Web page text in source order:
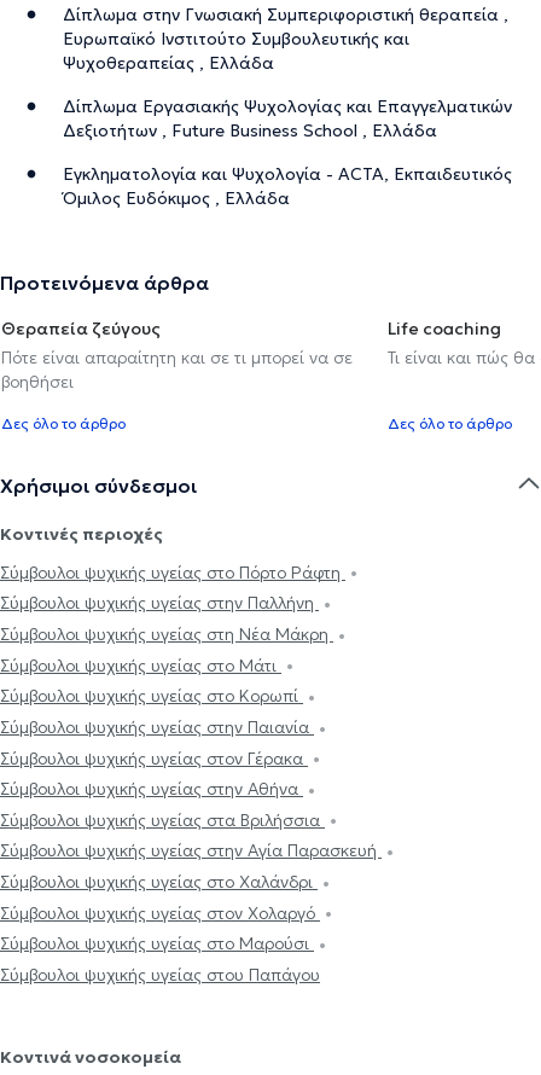
Δίπλωμα στην Γνωσιακή Συμπεριφοριστική θεραπεία ,
Ευρωπαϊκό Ινστιτούτο Συμβουλευτικής και
Ψυχοθεραπείας , Ελλάδα
Δίπλωμα Εργασιακής Ψυχολογίας και Επαγγελματικών
Δεξιοτήτων , Future Business School , Ελλάδα
Εγκληματολογία και Ψυχολογία - ACTA, Εκπαιδευτικός
Όμιλος Ευδόκιμος , Ελλάδα
Προτεινόμενα άρθρα
Θεραπεία ζεύγους
Πότε είναι απαραίτητη και σε τι μπορεί να σε
βοηθήσει
Δες όλο το άρθρο
Life coaching
Τι είναι και πώς
Δες όλο το άρθρο
Χρήσιμοι σύνδεσμοι
Κοντινές περιοχές
Σύμβουλοι ψυχικής υγείας στο Πόρτο Ράφτη
Σύμβουλοι ψυχικής υγείας στην Παλλήνη
Σύμβουλοι ψυχικής υγείας στη Νέα Μάκρη
Σύμβουλοι ψυχικής υγείας στο Μάτι
Σύμβουλοι ψυχικής υγείας στο Κορωπί
Σύμβουλοι ψυχικής υγείας στην Παιανία
Σύμβουλοι ψυχικής υγείας στον Γέρακα
Σύμβουλοι ψυχικής υγείας στην Αθήνα
Σύμβουλοι ψυχικής υγείας στα Βριλήσσια
Σύμβουλοι ψυχικής υγείας στην Αγία Παρασκευή
Σύμβουλοι ψυχικής υγείας στο Χαλάνδρι
Σύμβουλοι ψυχικής υγείας στον Χολαργό
Σύμβουλοι ψυχικής υγείας στο Μαρούσι
Σύμβουλοι ψυχικής υγείας στου Παπάγου
Κοντινά νοσοκομεία